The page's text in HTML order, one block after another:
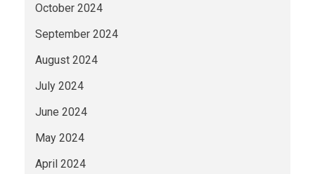
October 2024
September 2024
August 2024
July 2024
June 2024
May 2024
April 2024